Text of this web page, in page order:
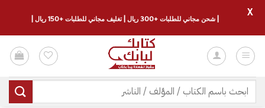
للمحتوى
البحث
عن:
| شحن مجاني للطلبات +300 ريال | تغليف مجاني للطلبات +150 ريال |
X